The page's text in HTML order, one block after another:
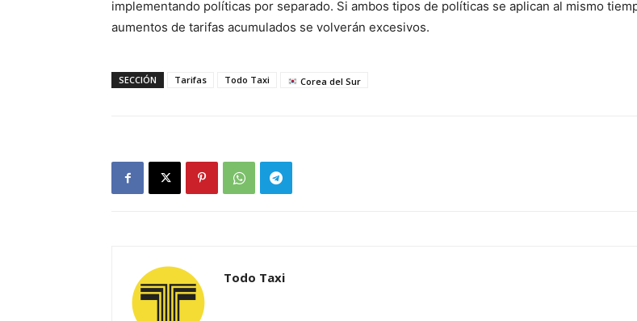
implementando políticas por separado. Si ambos tipos de políticas se aplican al mismo
aumentos de tarifas acumulados se volverán excesivos.
SECCIÓN Tarifas Todo Taxi Corea del Sur
Todo Taxi